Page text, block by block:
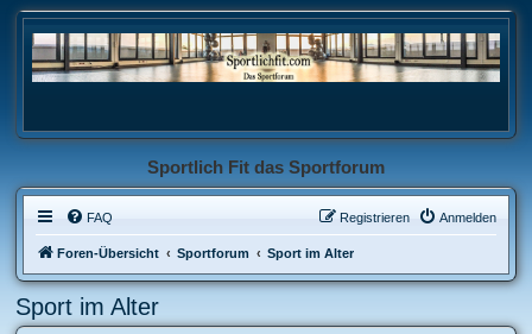
Sportlich Fit das Sportforum
FAQ Anmelden
Registrieren
Foren-Übersicht Sportforum Sport im Alter
Sport im Alter